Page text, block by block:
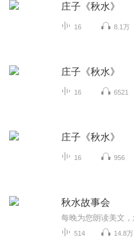
庄子《秋水》
16 8.1万
庄子《秋水》
16 6521
庄子《秋水》
16 956
秋水故事会
514 14.8万